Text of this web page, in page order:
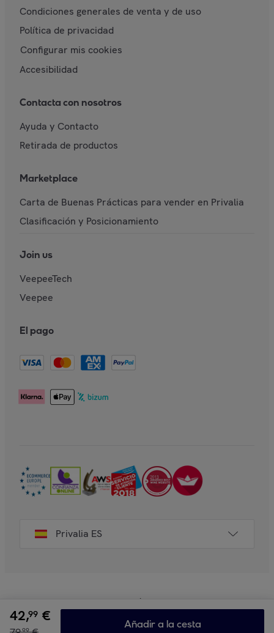
42,99 €
99
Añadir a la cesta
Condiciones generales de venta y de uso
Política de privacidad
Configurar mis cookies
Accesibilidad
Contacta con nosotros
Ayuda y Contacto
Retirada de productos
Marketplace
Carta de Buenas Prácticas para vender en Privalia
Clasificación y Posicionamiento
Join us
VeepeeTech
Veepee
El pago
Privalia ES